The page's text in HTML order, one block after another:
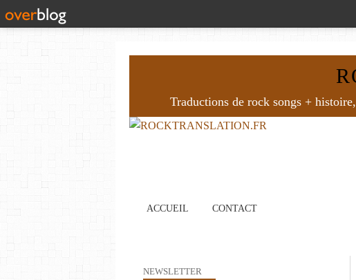
Traductions de rock songs +
ACCUEIL CONTACT
NEWSLETTER